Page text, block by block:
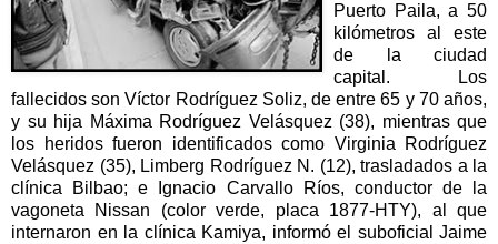
Puerto Paila, a 50
kilómetros al este
de la ciudad
capital. Los
fallecidos son Víctor Rodríguez Soliz, de entre 65 y 70 años,
y su hija Máxima Rodríguez Velásquez (38), mientras que
los heridos fueron identificados como Virginia Rodríguez
Velásquez (35), Limberg Rodríguez N. (12), trasladados a la
clínica Bilbao; e Ignacio Carvallo Ríos, conductor de la
vagoneta Nissan (color verde, placa 1877-HTY), al que
internaron en la clínica Kamiya, informó el suboficial Jaime